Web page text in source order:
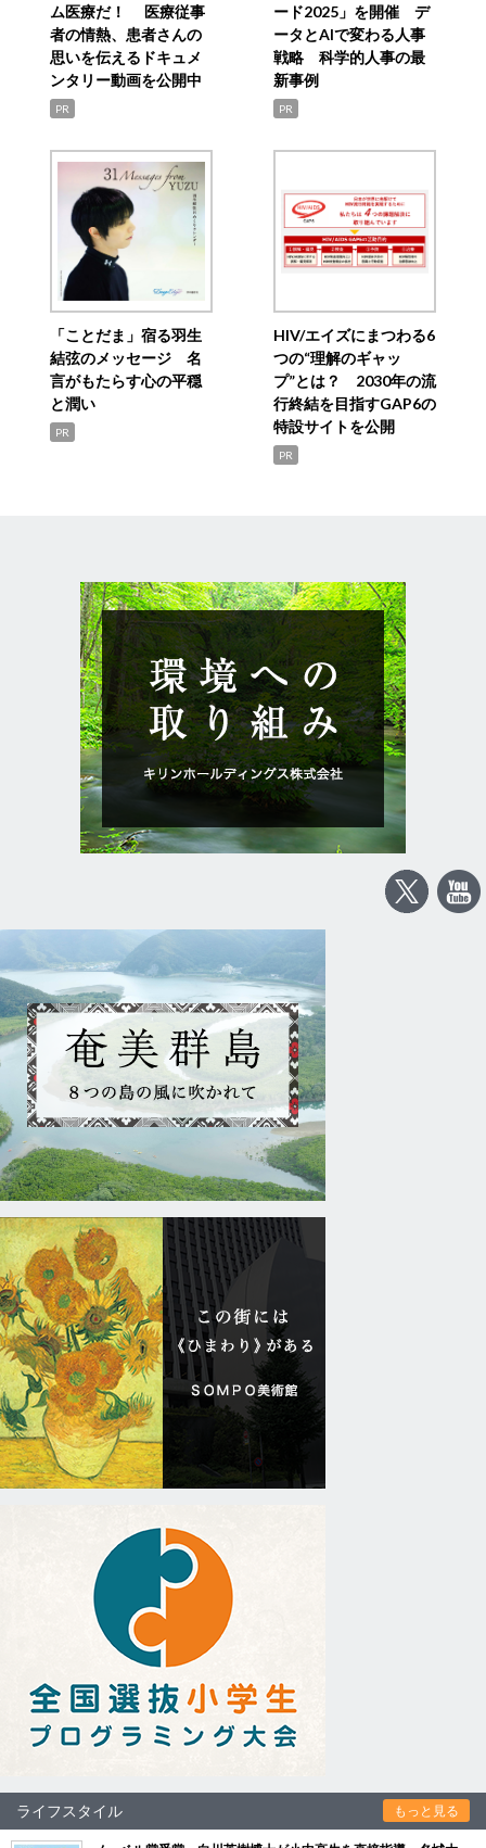
ム医療だ！ 医療従事
者の情熱、患者さんの
思いを伝えるドキュメ
ンタリー動画を公開中
PR
ード2025」を開催 デ
ータとAIで変わる人事
戦略 科学的人事の最
新事例
PR
「ことだま」宿る羽生
結弦のメッセージ 名
言がもたらす心の平穏
と潤い
PR
HIV/エイズにまつわる6
つの“理解のギャッ
プ”とは？ 2030年の流
行終結を目指すGAP6の
特設サイトを公開
PR
ライフスタイル もっと見る